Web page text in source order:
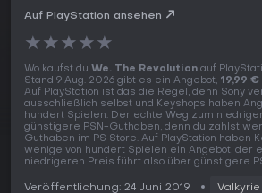
Auf PlayStation ansehen
★★★★★
Wo kaufst du We. The Revolution auf
Stand 9 Aug. 2026 gibt es ein Angebot, 19,99 €
Auf PlayStation ist das die Regel, denn Sony
ausschließlich selbst und Keyshops haben
hundert Spielen. Der echte Weg zum
günstigere PSN-Guthaben, denn du zahlst
Guthaben im PS Store. Auf PlayStation haben
wenige von hundert Spielen ein Angebot, der
niedrigeren Preis führt also über günstigere
Veröffentlichung: 24 Juni 2019